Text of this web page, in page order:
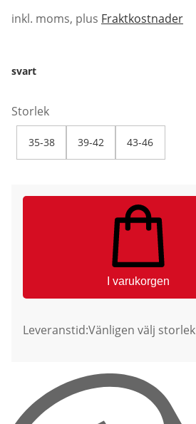
inkl. moms, plus Fraktkostnader
svart
Storlek
35-38 39-42 43-46
I varukorgen
Leveranstid:Vänligen välj storlek